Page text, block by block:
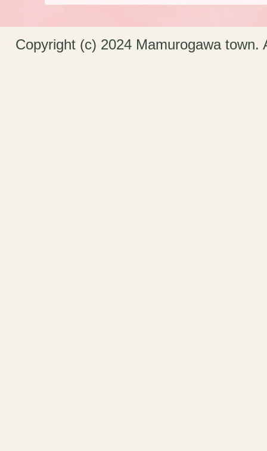
Copyright (c) 2024 Mamurogawa town.